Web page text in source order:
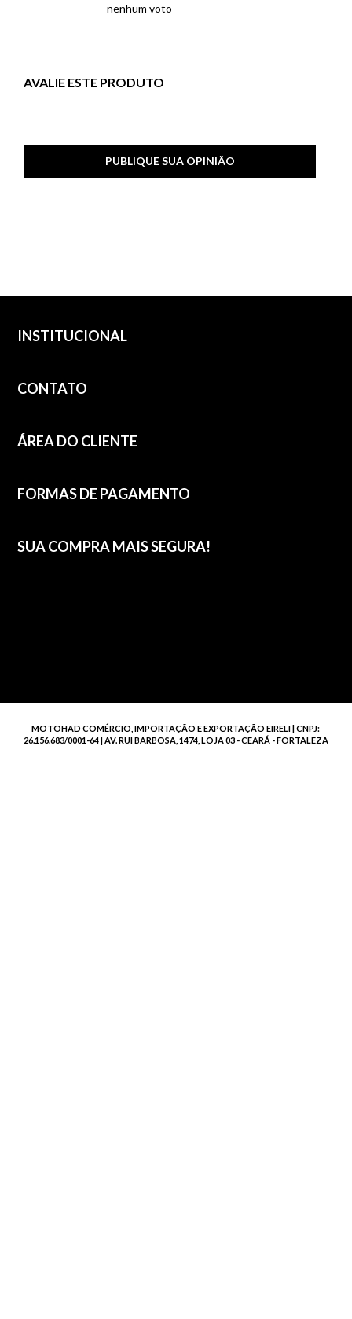
nenhum voto
AVALIE ESTE PRODUTO
PUBLIQUE SUA OPINIÃO
INSTITUCIONAL
CONTATO
ÁREA DO CLIENTE
FORMAS DE PAGAMENTO
SUA COMPRA MAIS SEGURA!
MOTOHAD COMÉRCIO, IMPORTAÇÃO E EXPORTAÇÃO EIRELI | CNPJ:
26.156.683/0001-64 | AV. RUI BARBOSA, 1474, LOJA 03 - CEARÁ - FORTALEZA